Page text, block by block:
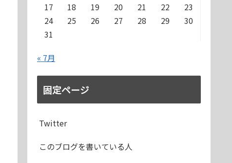
17
18 19 20 21 22
23
24
25 26 27 28 29
30
31
« 7月
固定ページ
Twitter
このブログを書いている人